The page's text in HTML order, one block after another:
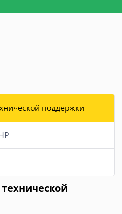
поддержки